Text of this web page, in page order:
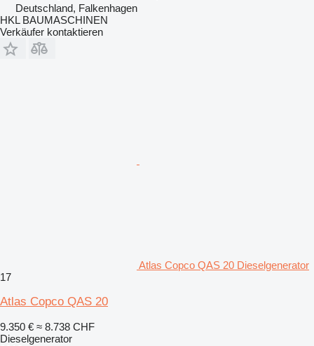
Deutschland, Falkenhagen
HKL BAUMASCHINEN
Verkäufer kontaktieren
Atlas Copco QAS 20 Dieselgenerator
17
Atlas Copco QAS 20
9.350 € ≈ 8.738 CHF
Dieselgenerator